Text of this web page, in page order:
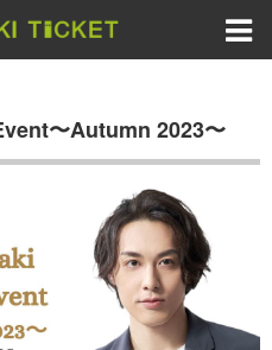
〜Autumn 2023〜